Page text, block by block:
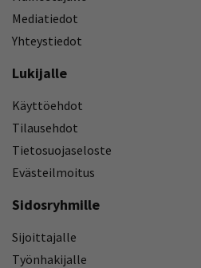
Mediatiedot
Yhteystiedot
Lukijalle
Käyttöehdot
Tilausehdot
Tietosuojaseloste
Evästeilmoitus
Sidosryhmille
Sijoittajalle
Työnhakijalle